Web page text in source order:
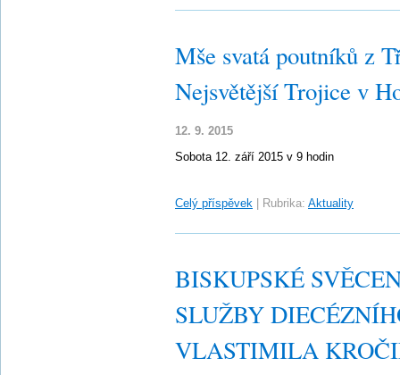
Mše svatá poutníků z
Nejsvětější Trojice v
12. 9. 2015
Sobota 12. září 2015 v 9 hodin
Celý příspěvek Rubrika: Aktuality
BISKUPSKÉ
SLUŽBY
VLASTIMILA